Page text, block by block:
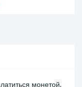
монетой,